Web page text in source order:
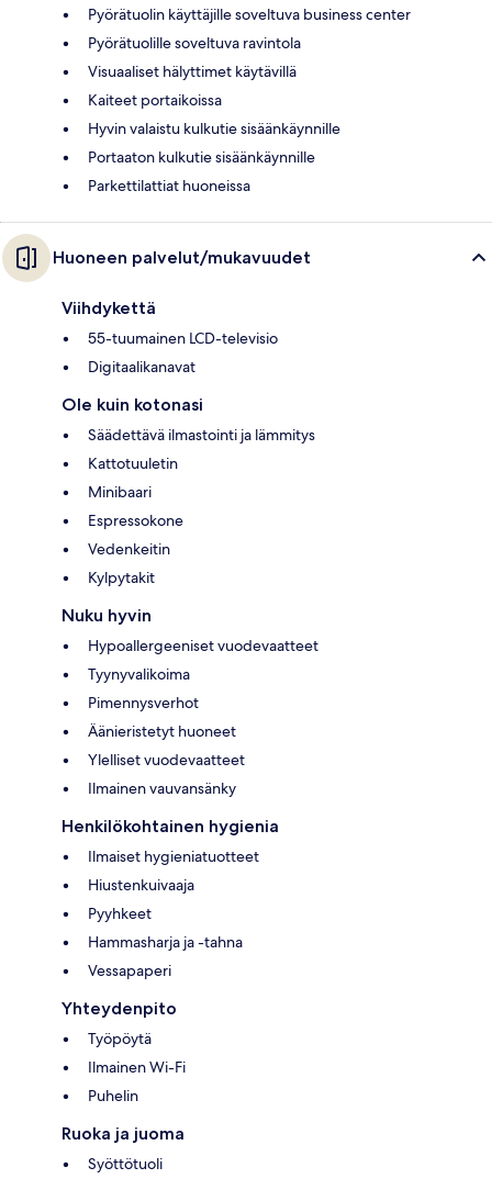
Pyörätuolin käyttäjille soveltuva business center
Pyörätuolille soveltuva ravintola
Visuaaliset hälyttimet käytävillä
Kaiteet portaikoissa
Hyvin valaistu kulkutie sisäänkäynnille
Portaaton kulkutie sisäänkäynnille
Parkettilattiat huoneissa
Huoneen palvelut/mukavuudet
Viihdykettä
55-tuumainen LCD-televisio
Digitaalikanavat
Ole kuin kotonasi
Säädettävä ilmastointi ja lämmitys
Kattotuuletin
Minibaari
Espressokone
Vedenkeitin
Kylpytakit
Nuku hyvin
Hypoallergeeniset vuodevaatteet
Tyynyvalikoima
Pimennysverhot
Äänieristetyt huoneet
Ylelliset vuodevaatteet
Ilmainen vauvansänky
Henkilökohtainen hygienia
Ilmaiset hygieniatuotteet
Hiustenkuivaaja
Pyyhkeet
Hammasharja ja -tahna
Vessapaperi
Yhteydenpito
Työpöytä
Ilmainen Wi-Fi
Puhelin
Ruoka ja juoma
Syöttötuoli